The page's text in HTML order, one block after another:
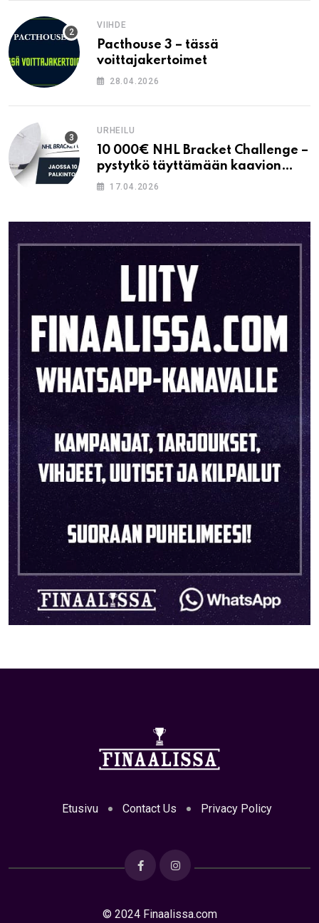
VIIHDE
Pacthouse 3 – tässä
voittajakertoimet
28.04.2026
URHEILU
10 000€ NHL Bracket Challenge –
pystytkö täyttämään kaavion
oikein?
17.04.2026
Etusivu Contact Us Privacy Policy
© 2024 Finaalissa.com